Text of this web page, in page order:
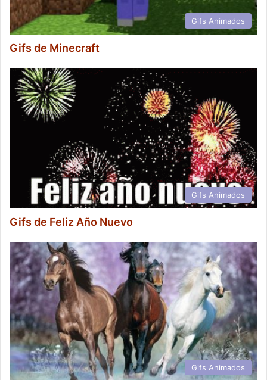
Gifs Animados
Gifs de Minecraft
Gifs Animados
Gifs de Feliz Año Nuevo
Gifs Animados